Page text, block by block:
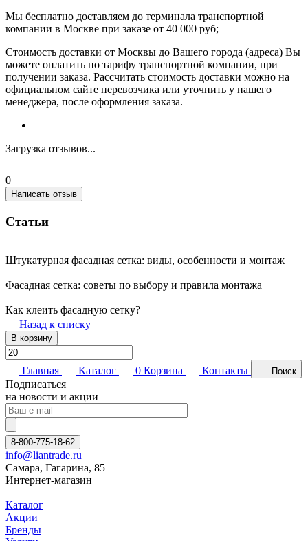
Мы бесплатно доставляем до терминала транспортной
компании в Москве при заказе от 40 000 руб;
Стоимость доставки от Москвы до Вашего города (адреса) Вы
можете оплатить по тарифу транспортной компании, при
получении заказа. Рассчитать стоимость доставки можно на
официальном сайте перевозчика или уточнить у нашего
менеджера, после оформления заказа.
Загрузка отзывов...
0
Написать отзыв
Статьи
Штукатурная фасадная сетка: виды, особенности и монтаж
Фасадная сетка: советы по выбору и правила монтажа
Как клеить фасадную сетку?
Назад к списку
В корзину
Главная Каталог 0 Корзина Контакты Поиск
Подписаться
на новости и акции
8-800-775-18-62
info@liantrade.ru
Самара, Гагарина, 85
Интернет-магазин
Каталог
Акции
Бренды